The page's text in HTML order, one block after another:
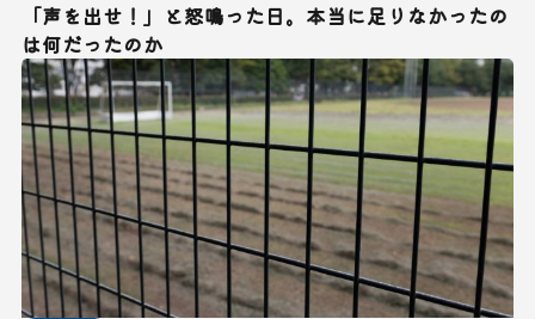
「声を出せ！」と怒鳴った日。本当に足りなかったの
は何だったのか